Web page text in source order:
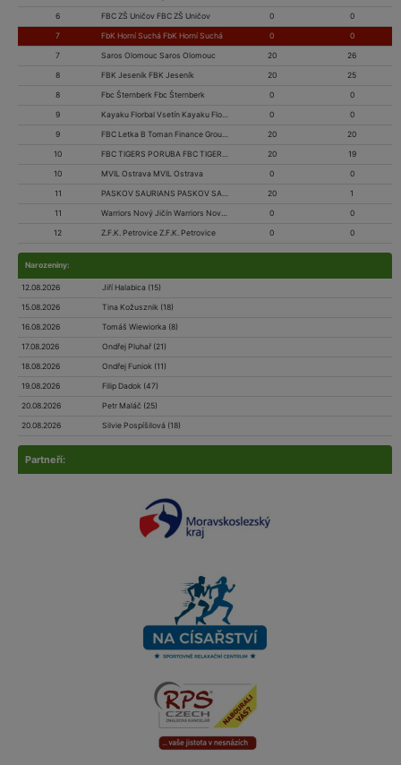
6 FBC ZŠ Uničov FBC ZŠ Uničov 0 0
7 FbK Horní Suchá FbK Horní Suchá 0 0
7 Saros Olomouc Saros Olomouc 20 26
8 FBK Jeseník FBK Jeseník 20 25
8 Fbc Šternberk Fbc Šternberk 0 0
9 Kayaku Florbal Vsetín Kayaku Florbal Vsetín 0 0
9 FBC Letka B Toman Finance Group FBC Letka B Toman Finance Group 20 20
10 FBC TIGERS PORUBA FBC TIGERS PORUBA 20 19
10 MVIL Ostrava MVIL Ostrava 0 0
11 PASKOV SAURIANS PASKOV SAURIANS 20 1
11 Warriors Nový Jičín Warriors Nový Jičín 0 0
12 Z.F.K. Petrovice Z.F.K. Petrovice 0 0
Narozeniny:
12.08.2026 Jiří Halabica (15)
15.08.2026 Tina Kožusznik (18)
16.08.2026 Tomáš Wiewiorka (8)
17.08.2026 Ondřej Pluhař (21)
18.08.2026 Ondřej Funiok (11)
19.08.2026 Filip Dadok (47)
20.08.2026 Petr Maláč (25)
20.08.2026 Silvie Pospíšilová (18)
Partneří: